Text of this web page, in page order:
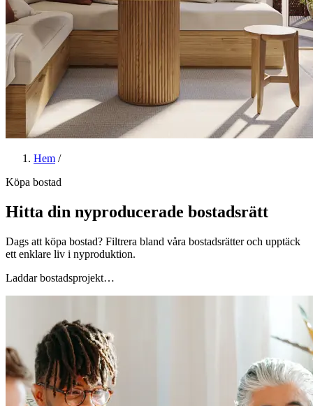
Hem /
Köpa bostad
Hitta din nyproducerade bostadsrätt
Dags att köpa bostad? Filtrera bland våra bostadsrätter och upptäck
ett enklare liv i nyproduktion.
Laddar bostadsprojekt…